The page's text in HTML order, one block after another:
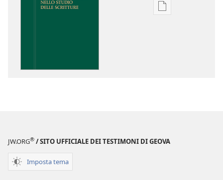
Opzioni
JW.ORG® / SITO UFFICIALE DEI TESTIMONI DI GEOVA
Imposta tema